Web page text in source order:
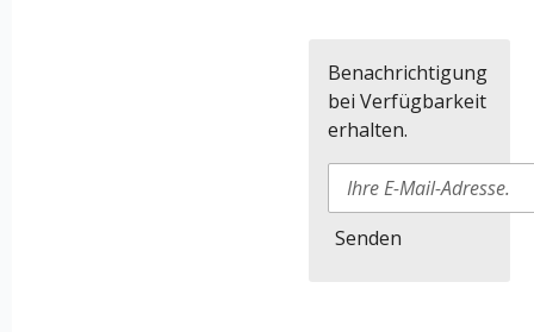
Benachrichtigung
bei Verfügbarkeit
erhalten.
Senden